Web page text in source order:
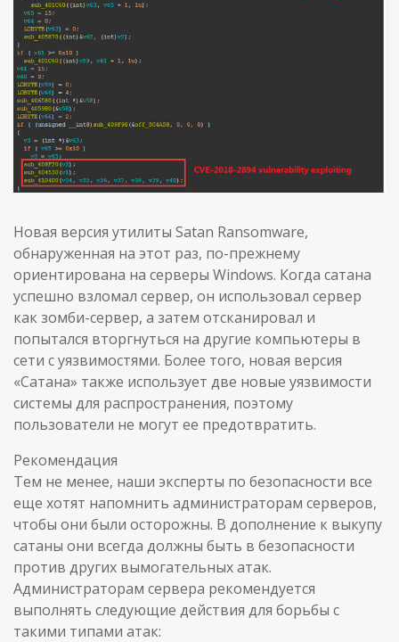
Новая версия утилиты Satan Ransomware,
обнаруженная на этот раз, по-прежнему
ориентирована на серверы Windows. Когда сатана
успешно взломал сервер, он использовал сервер
как зомби-сервер, а затем отсканировал и
попытался вторгнуться на другие компьютеры в
сети с уязвимостями. Более того, новая версия
«Сатана» также использует две новые уязвимости
системы для распространения, поэтому
пользователи не могут ее предотвратить.
Рекомендация
Тем не менее, наши эксперты по безопасности все
еще хотят напомнить администраторам серверов,
чтобы они были осторожны. В дополнение к выкупу
сатаны они всегда должны быть в безопасности
против других вымогательных атак.
Администраторам сервера рекомендуется
выполнять следующие действия для борьбы с
такими типами атак: